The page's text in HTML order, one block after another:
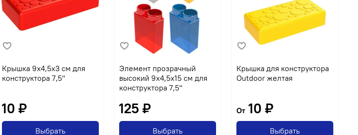
Крышка 9x4,5x3 см для
конструктора 7,5"
10 ₽
Выбрать
Элемент прозрачный
высокий 9x4,5x15 см для
конструктора 7,5"
125 ₽
Выбрать
Крышка для конструктора
Outdoor желтая
От10 ₽
Выбрать